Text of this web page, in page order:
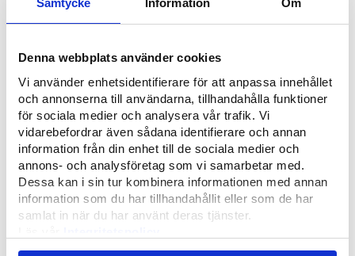
Samtycke Information Om
Denna webbplats använder cookies
Vi använder enhetsidentifierare för att anpassa innehållet
och annonserna till användarna, tillhandahålla funktioner
för sociala medier och analysera vår trafik. Vi
vidarebefordrar även sådana identifierare och annan
information från din enhet till de sociala medier och
annons- och analysföretag som vi samarbetar med.
Dessa kan i sin tur kombinera informationen med annan
information som du har tillhandahållit eller som de har
samlat in när du har använt deras tjänster.
Läs mer om våraCookies
næringslivet på 35 minutter.
Sporbarhet og
informasjonshåndtering
Når dokumenter blir en del av en sak, må
organisasjonen kunne følge hele kjeden. Det
skal være mulig å se når informasjonen
kom inn, hvem som endret noe, hvilket
grunnlag som ble brukt og hvorfor en
beslutning ble tatt.